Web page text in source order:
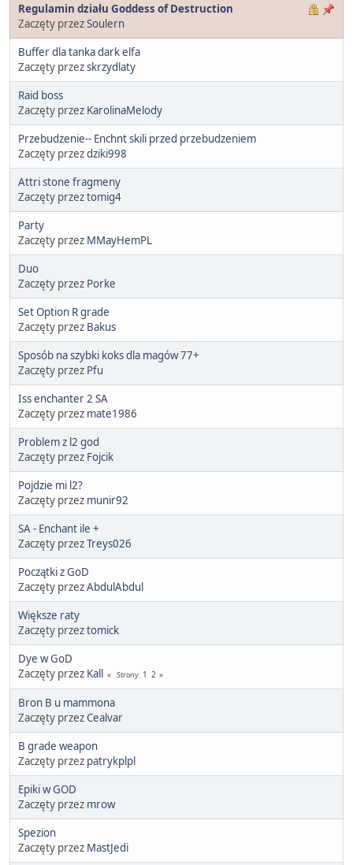
Regulamin działu Goddess of Destruction
Zaczęty przezSoulern
Buffer dla tanka dark elfa
Zaczęty przezskrzydlaty
Raid boss
Zaczęty przez KarolinaMelody
Przebudzenie-- Enchnt skili przed przebudzeniem
Zaczęty przezdziki998
Attri stone fragmeny
Zaczęty przeztomig4
Party
Zaczęty przez MMayHemPL
Duo
Zaczęty przez Porke
Set Option R grade
Zaczęty przez Bakus
Sposób na szybki koks dla magów 77+
Zaczęty przez Pfu
Iss enchanter 2 SA
Zaczęty przez mate1986
Problem z l2 god
Zaczęty przez Fojcik
Pojdzie mi l2?
Zaczęty przez munir92
SA - Enchant ile +
Zaczęty przezTreys026
Początki z GoD
Zaczęty przezAbdulAbdul
Większe raty
Zaczęty przeztomick
Dye w GoD
Zaczęty przez Kall Strony 1 2
Bron B u mammona
Zaczęty przezCealvar
B grade weapon
Zaczęty przez patrykplpl
Epiki w GOD
Zaczęty przez mrow
Spezion
Zaczęty przez MastJedi